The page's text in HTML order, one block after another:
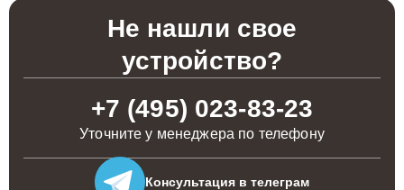
Не нашли свое
устройство?
+7 (495) 023-83-23
Уточните у менеджера по телефону
Консультация в телеграм